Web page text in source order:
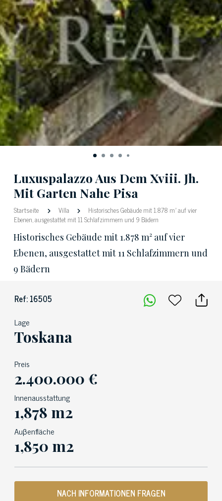
Luxuspalazzo Aus Dem Xviii. Jh.
Mit Garten Nahe Pisa
Startseite Villa
Historisches Gebäude mit 1.878 m² auf vier
Ebenen, ausgestattet mit 11 Schlafzimmern und 9 Bädern
Historisches Gebäude mit 1.878 m² auf vier
Ebenen, ausgestattet mit 11 Schlafzimmern und
9 Bädern
Ref: 16505
Lage
Toskana
Preis
2.400.000 €
Innenausstattung
1,878 m2
Auβenfläche
1,850 m2
NACH INFORMATIONEN FRAGEN